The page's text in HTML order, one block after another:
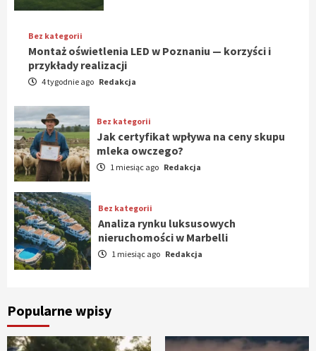
Bez kategorii
Montaż oświetlenia LED w Poznaniu — korzyści i
przykłady realizacji
4 tygodnie ago Redakcja
Bez kategorii
Jak certyfikat wpływa na ceny skupu
mleka owczego?
1 miesiąc ago Redakcja
Bez kategorii
Analiza rynku luksusowych
nieruchomości w Marbelli
1 miesiąc ago Redakcja
Popularne wpisy